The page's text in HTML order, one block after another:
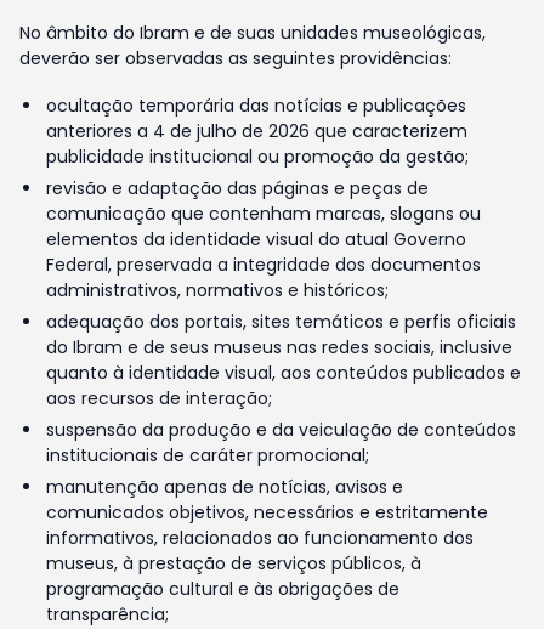
No âmbito do Ibram e de suas unidades museológicas,
deverão ser observadas as seguintes providências:
ocultação temporária das notícias e publicações
anteriores a 4 de julho de 2026 que caracterizem
publicidade institucional ou promoção da gestão;
revisão e adaptação das páginas e peças de
comunicação que contenham marcas, slogans ou
elementos da identidade visual do atual Governo
Federal, preservada a integridade dos documentos
administrativos, normativos e históricos;
adequação dos portais, sites temáticos e perfis oficiais
do Ibram e de seus museus nas redes sociais, inclusive
quanto à identidade visual, aos conteúdos publicados e
aos recursos de interação;
suspensão da produção e da veiculação de conteúdos
institucionais de caráter promocional;
manutenção apenas de notícias, avisos e
comunicados objetivos, necessários e estritamente
informativos, relacionados ao funcionamento dos
museus, à prestação de serviços públicos, à
programação cultural e às obrigações de
transparência;